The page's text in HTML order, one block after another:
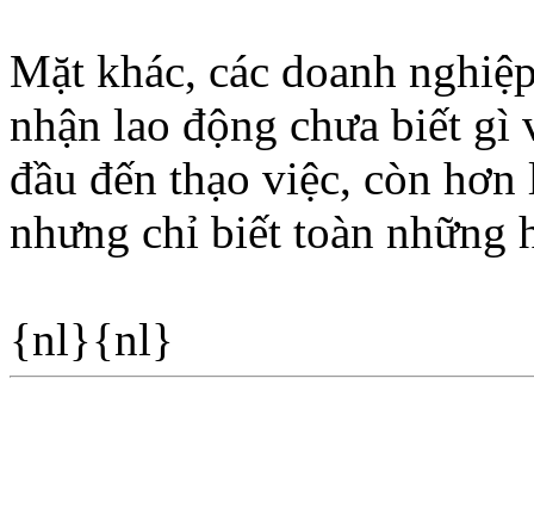
Mặt khác, các doanh
nhận lao động chưa biết gì
đầu đến thạo việc, còn
nhưng chỉ biết toàn
{nl}{nl}